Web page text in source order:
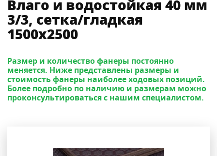
Влаго и водостойкая 40 мм
3/3, сетка/гладкая
1500х2500
Размер и количество фанеры постоянно
меняется. Ниже представлены размеры и
стоимость фанеры наиболее ходовых позиций.
Более подробно по наличию и размерам можно
проконсультироваться с нашим специалистом.